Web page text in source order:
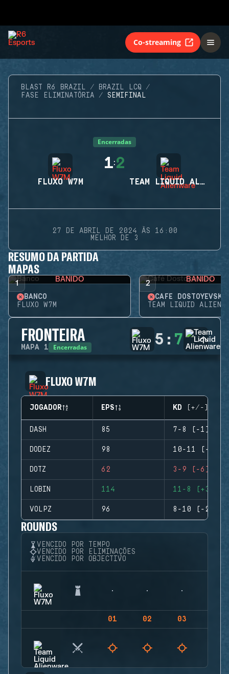
Co-streaming
BLAST R6 BRAZIL
BRAZIL LCQ
FASE ELIMINATÓRIA
SEMIFINAL
Encerradas
FLUXO W7M
1:2
TEAM LIQUID ALIENWARE
27 DE ABRIL DE 2024 ÀS 16:00
MELHOR DE 3
RESUMO DA PARTIDA
MAPAS
1 BANIDO
BANCO
FLUXO W7M
2 BANIDO
CAFÉ DOSTOYEVSKY
TEAM LIQUID
FRONTEIRA
MAPA 1 Encerradas 5 : 7
FLUXO W7M
JOGADOR EPS KD (+/-)
DASH 85 7-8 (-1)
DODEZ 98 10-11 (-1)
DOTZ 62 3-9 (-6)
LOBIN 114 11-8 (+3)
VOLPZ 96 8-10 (-2)
ROUNDS
VENCIDO POR TEMPO
VENCIDO POR ELIMINAÇÕES
VENCIDO POR OBJECTIVO
01 02 03